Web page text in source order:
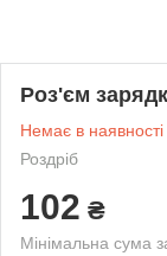
Роз'єм
Немає в наявності
Роздріб
102 ₴
Мінімальна сума